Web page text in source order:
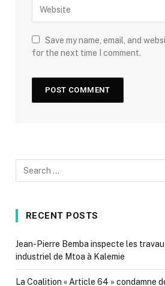
Save my name, email, and
for the next time I comment.
RECENT POSTS
Jean-Pierre Bemba inspecte les
industriel de Mtoa à Kalemie
La Coalition « Article 64 » condamne